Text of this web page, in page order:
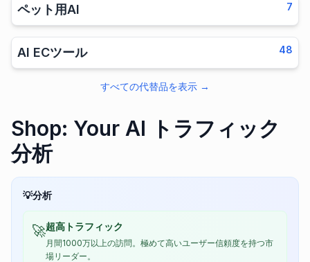
ペット用AI 7
AI ECツール 48
すべての代替品を表示 →
Shop: Your AI トラフィック
分析
💡分析
🚀超高トラフィック
月間1000万以上の訪問。極めて高いユーザー信頼度を持つ市
場リーダー。